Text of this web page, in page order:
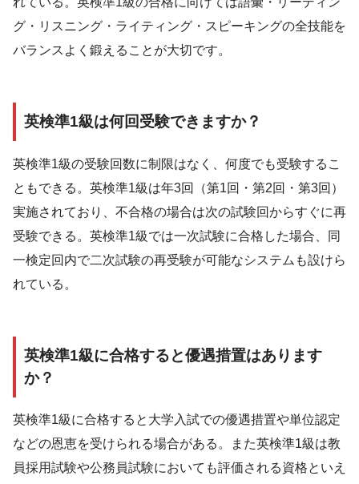
グ・リスニング・ライティング・スピーキングの全技能を
バランスよく鍛えることが大切です。
英検準1級は何回受験できますか？
英検準1級の受験回数に制限はなく、何度でも受験するこ
ともできる。英検準1級は年3回（第1回・第2回・第3回）
実施されており、不合格の場合は次の試験回からすぐに再
受験できる。英検準1級では一次試験に合格した場合、同
一検定回内で二次試験の再受験が可能なシステムも設けら
れている。
英検準1級に合格すると優遇措置はあります
か？
英検準1級に合格すると大学入試での優遇措置や単位認定
などの恩恵を受けられる場合がある。また英検準1級は教
員採用試験や公務員試験においても評価される資格といえ